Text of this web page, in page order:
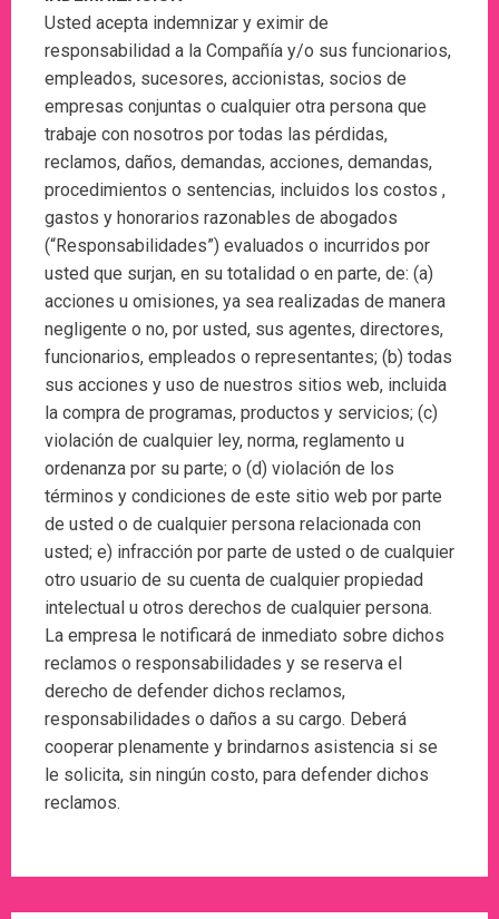
Usted acepta indemnizar y eximir de
responsabilidad a la Compañía y/o sus funcionarios,
empleados, sucesores, accionistas, socios de
empresas conjuntas o cualquier otra persona que
trabaje con nosotros por todas las pérdidas,
reclamos, daños, demandas, acciones, demandas,
procedimientos o sentencias, incluidos los costos ,
gastos y honorarios razonables de abogados
(“Responsabilidades”) evaluados o incurridos por
usted que surjan, en su totalidad o en parte, de: (a)
acciones u omisiones, ya sea realizadas de manera
negligente o no, por usted, sus agentes, directores,
funcionarios, empleados o representantes; (b) todas
sus acciones y uso de nuestros sitios web, incluida
la compra de programas, productos y servicios; (c)
violación de cualquier ley, norma, reglamento u
ordenanza por su parte; o (d) violación de los
términos y condiciones de este sitio web por parte
de usted o de cualquier persona relacionada con
usted; e) infracción por parte de usted o de cualquier
otro usuario de su cuenta de cualquier propiedad
intelectual u otros derechos de cualquier persona.
La empresa le notificará de inmediato sobre dichos
reclamos o responsabilidades y se reserva el
derecho de defender dichos reclamos,
responsabilidades o daños a su cargo. Deberá
cooperar plenamente y brindarnos asistencia si se
le solicita, sin ningún costo, para defender dichos
reclamos.